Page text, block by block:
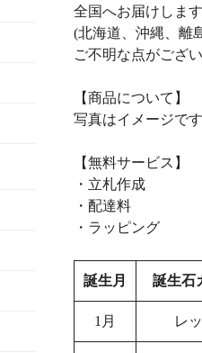
全国へお届けします
(北海道、沖縄、離
ご不明な点がござ
【商品について】
写真はイメージで
【無料サービス】
・立札作成
・配達料
・ラッピング
誕生月 誕生石
1月 レ